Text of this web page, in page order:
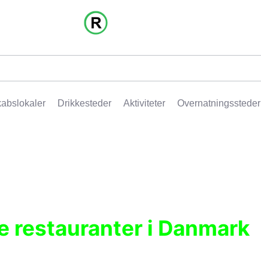
Drikkesteder Aktiviteter Overnatningssteder
restauranter i Danmark